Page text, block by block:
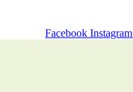
Facebook Instagram